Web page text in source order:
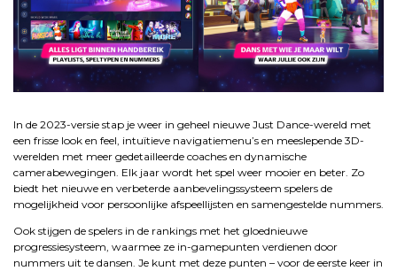
In de 2023-versie stap je weer in geheel nieuwe Just Dance-wereld met
een frisse look en feel, intuïtieve navigatiemenu’s en meeslepende 3D-
werelden met meer gedetailleerde coaches en dynamische
camerabewegingen. Elk jaar wordt het spel weer mooier en beter. Zo
biedt het nieuwe en verbeterde aanbevelingssysteem spelers de
mogelijkheid voor persoonlijke afspeellijsten en samengestelde nummers.
Ook stijgen de spelers in de rankings met het gloednieuwe
progressiesysteem, waarmee ze in-gamepunten verdienen door
nummers uit te dansen. Je kunt met deze punten – voor de eerste keer in